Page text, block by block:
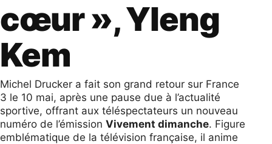
cœur », Yleng
Kem
Michel Drucker a fait son grand retour sur France
3 le 10 mai, après une pause due à l’actualité
sportive, offrant aux téléspectateurs un nouveau
numéro de l’émission Vivement dimanche. Figure
emblématique de la télévision française, il anime